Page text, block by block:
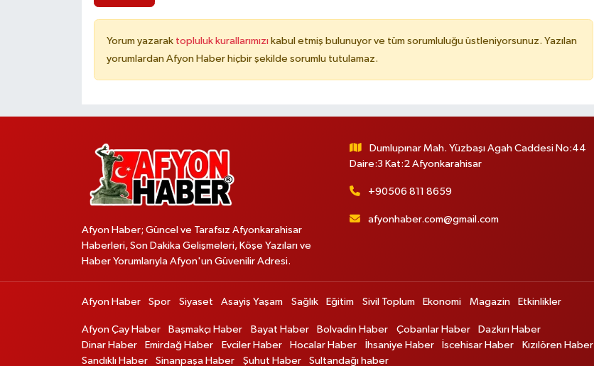
Yorum yazarak topluluk kurallarımızı kabul etmiş bulunuyor ve tüm sorumluluğu üstleniyorsunuz. Yazılan
yorumlardan Afyon Haber hiçbir şekilde sorumlu tutulamaz.
Afyon Haber; Güncel ve Tarafsız Afyonkarahisar
Haberleri, Son Dakika Gelişmeleri, Köşe Yazıları ve
Haber Yorumlarıyla Afyon'un Güvenilir Adresi.
Dumlupınar Mah. Yüzbaşı Agah Caddesi No:44
Daire:3 Kat:2 Afyonkarahisar
+90506 811 8659
afyonhaber.com@gmail.com
Afyon Haber Spor Siyaset Asayiş Yaşam Sağlık Eğitim Sivil Toplum Ekonomi Magazin Etkinlikler
Afyon Çay Haber Başmakçı Haber Bayat Haber Bolvadin Haber Çobanlar Haber
Dazkırı Haber
Dinar Haber
Emirdağ Haber Evciler Haber Hocalar Haber İhsaniye Haber İscehisar Haber
Kızılören Haber
Sandıklı Haber
Sinanpaşa Haber Şuhut Haber Sultandağı haber